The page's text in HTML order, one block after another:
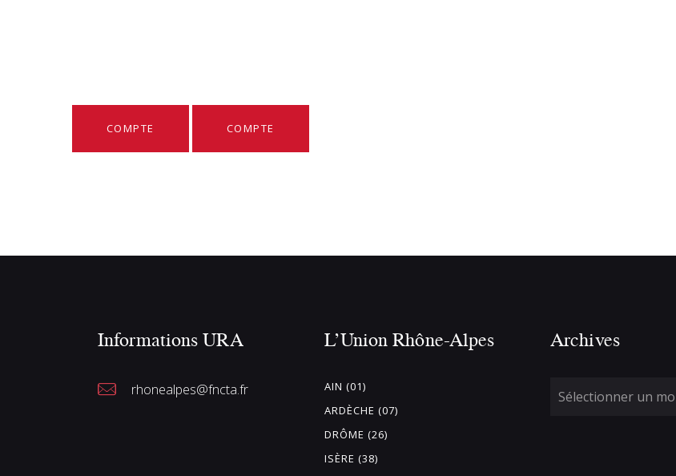
COMPTE COMPTE
Informations URA
rhonealpes@fncta.fr
L’Union Rhône-Alpes
AIN (01)
ARDÈCHE (07)
DRÔME (26)
ISÈRE (38)
Archives